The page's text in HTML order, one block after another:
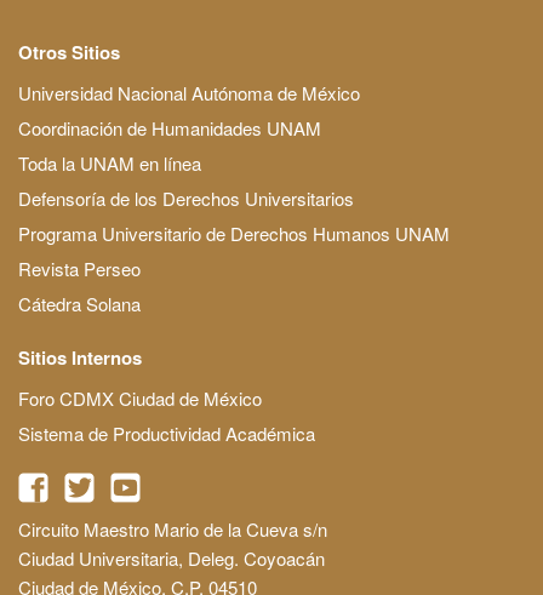
Otros Sitios
Universidad Nacional Autónoma de México
Coordinación de Humanidades UNAM
Toda la UNAM en línea
Defensoría de los Derechos Universitarios
Programa Universitario de Derechos Humanos UNAM
Revista Perseo
Cátedra Solana
Sitios Internos
Foro CDMX Ciudad de México
Sistema de Productividad Académica
Circuito Maestro Mario de la Cueva s/n
Ciudad Universitaria, Deleg. Coyoacán
Ciudad de México, C.P. 04510